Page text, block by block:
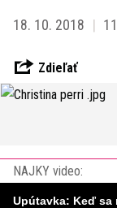
18. 10. 2018
Zdieľať
NAJKY video: